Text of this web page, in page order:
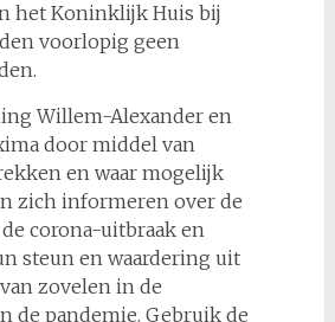
het Koninklijk Huis bij
voorlopig geen
Willem-Alexander en
door middel van
en waar mogelijk
zich informeren over de
corona-uitbraak en
steun en waardering uit
zovelen in de
de pandemie. Gebruik de